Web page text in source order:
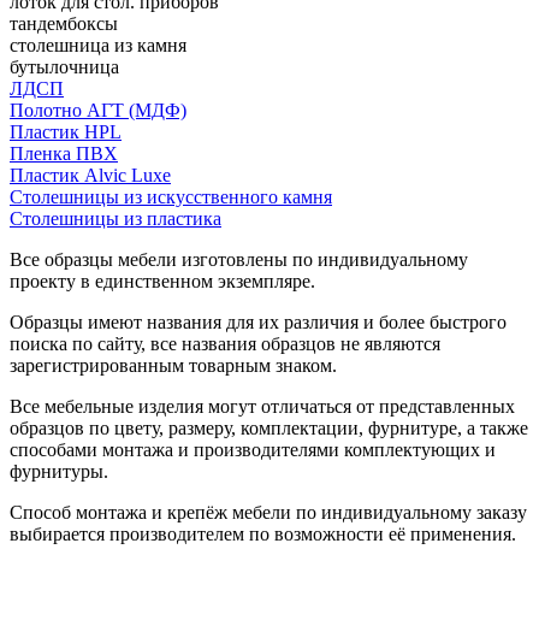
тандембоксы
столешница из камня
бутылочница
ЛДСП
Полотно АГТ (МДФ)
Пластик HPL
Пленка ПВХ
Пластик Alvic Luxe
Столешницы из искусственного камня
Столешницы из пластика
Все образцы мебели изготовлены по индивидуальному
проекту в единственном экземпляре.
Образцы имеют названия для их различия и более быстрого
поиска по сайту, все названия образцов не являются
зарегистрированным товарным знаком.
Все мебельные изделия могут отличаться от представленных
образцов по цвету, размеру, комплектации, фурнитуре, а также
способами монтажа и производителями комплектующих и
фурнитуры.
Способ монтажа и крепёж мебели по индивидуальному заказу
выбирается производителем по возможности её применения.